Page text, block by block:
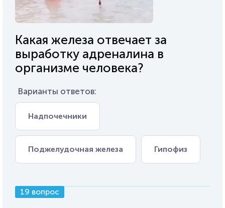
Какая железа отвечает за
выработку адреналина в
организме человека?
Варианты ответов:
Надпочечники
Поджелудочная железа Гипофиз
19 вопрос